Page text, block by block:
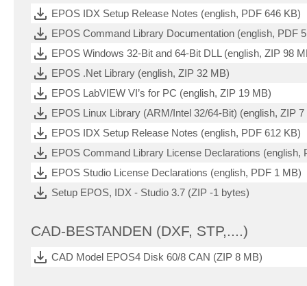
EPOS IDX Setup Release Notes (english, PDF 646 KB)
EPOS Command Library Documentation (english, PDF
EPOS Windows 32-Bit and 64-Bit DLL (english, ZIP 98
EPOS .Net Library (english, ZIP 32 MB)
EPOS LabVIEW VI’s for PC (english, ZIP 19 MB)
EPOS Linux Library (ARM/Intel 32/64-Bit) (english, ZIP
EPOS IDX Setup Release Notes (english, PDF 612 KB)
EPOS Command Library License Declarations (english,
EPOS Studio License Declarations (english, PDF 1 MB)
Setup EPOS, IDX - Studio 3.7 (ZIP -1 bytes)
CAD-BESTANDEN (DXF, STP,....)
CAD Model EPOS4 Disk 60/8 CAN (ZIP 8 MB)